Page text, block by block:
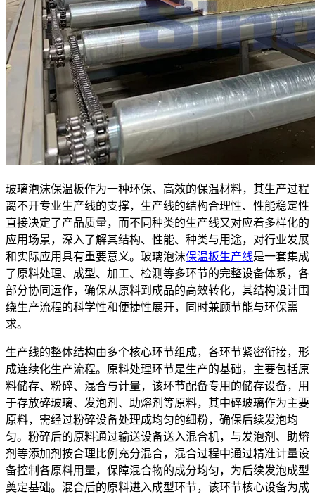
玻璃泡沫保温板作为一种环保、高效的保温材料，其生产过程
离不开专业生产线的支撑，生产线的结构合理性、性能稳定性
直接决定了产品质量，而不同种类的生产线又对应着多样化的
应用场景，深入了解其结构、性能、种类与用途，对行业发展
和实际应用具有重要意义。玻璃泡沫保温板生产线是一套集成
了原料处理、成型、加工、检测等多环节的完整设备体系，各
部分协同运作，确保从原料到成品的高效转化，其结构设计围
绕生产流程的科学性和便捷性展开，同时兼顾节能与环保需
求。
生产线的整体结构由多个核心环节组成，各环节紧密衔接，形
成连续化生产流程。原料处理环节是生产的基础，主要包括原
料储存、粉碎、混合与计量，该环节配备专用的储存设备，用
于存放碎玻璃、发泡剂、助熔剂等原料，其中碎玻璃作为主要
原料，需经过粉碎设备处理成均匀的细粉，确保后续发泡均
匀。粉碎后的原料通过输送设备送入混合机，与发泡剂、助熔
剂等添加剂按合理比例充分混合，混合过程中通过精准计量设
备控制各原料用量，保障混合物的成分均匀，为后续发泡成型
奠定基础。混合后的原料进入成型环节，该环节核心设备为成